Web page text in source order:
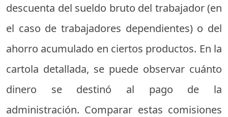
descuenta del sueldo bruto del trabajador (en
el caso de trabajadores dependientes) o del
ahorro acumulado en ciertos productos. En la
cartola detallada, se puede observar cuánto
dinero se destinó al pago de la
administración. Comparar estas comisiones